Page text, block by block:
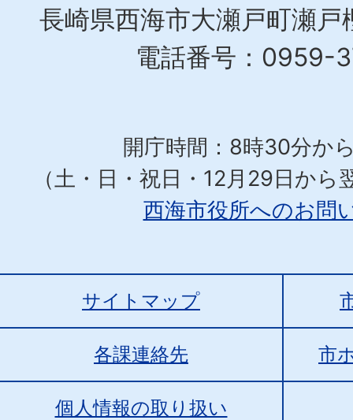
長崎県西海市大瀬戸町瀬
電話番号：0959-
開庁時間：8時30分か
（土・日・祝日・12月29日から
西海市役所へのお問
サイトマップ
各課連絡先 市
個人情報の取り扱い